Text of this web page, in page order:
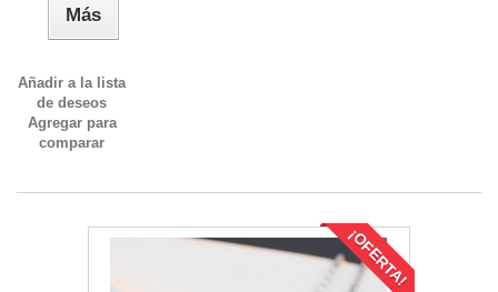
Más
Añadir a la lista
de deseos
Agregar para
comparar
¡OFERTA!